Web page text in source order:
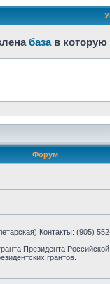
базав которую
Форум
Контакты: (905)
Президента
грантов.